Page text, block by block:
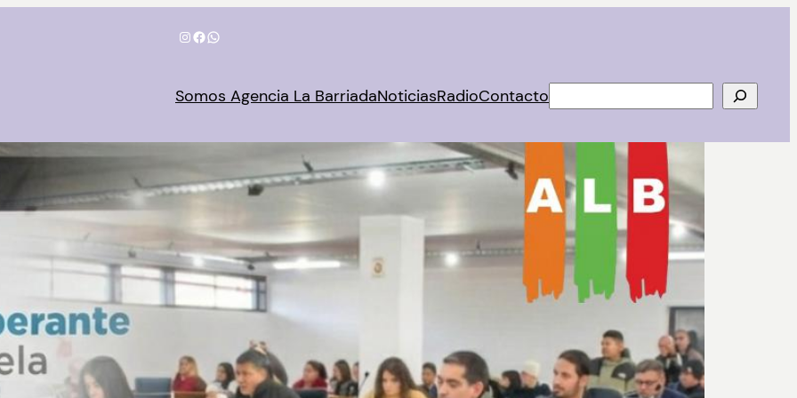
Instagram
Facebook
WhatsApp
Somos Agencia La BarriadaNoticiasRadioContacto